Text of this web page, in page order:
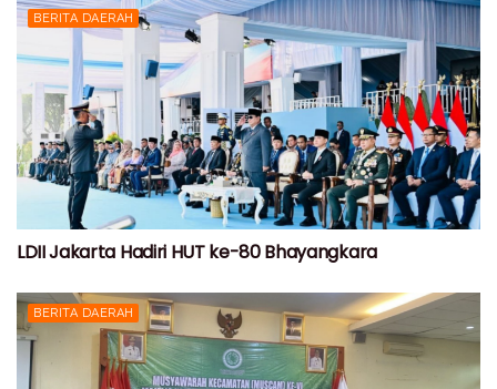
BERITA DAERAH
LDII Jakarta Hadiri HUT ke-80 Bhayangkara
BERITA DAERAH